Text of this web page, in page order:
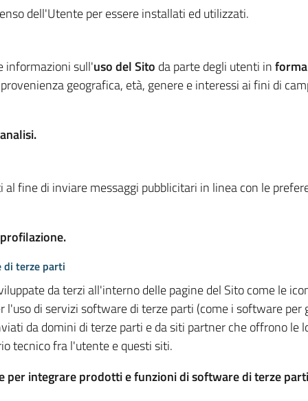
dell'Utente per essere installati ed utilizzati.
informazioni sull'uso del Sito da parte degli utenti in
geografica, età, genere e interessi ai fini di
al fine di inviare messaggi pubblicitari in linea con le
di terze parti
da terzi all'interno delle pagine del Sito come le
di servizi software di terze parti (come i software
da domini di terze parti e da siti partner che offrono le
tecnico fra l'utente e questi siti.
per integrare prodotti e funzioni di software di terze